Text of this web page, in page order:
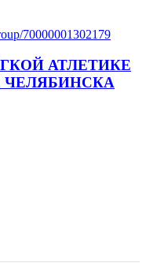
70000001302179
АТЛЕТИКЕ
ЧЕЛЯБИНСКА